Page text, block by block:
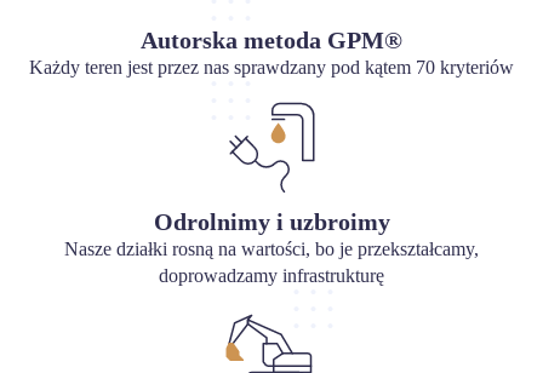
Autorska metoda GPM®
Każdy teren jest przez nas sprawdzany pod kątem 70 kryteriów
Odrolnimy i uzbroimy
Nasze działki rosną na wartości, bo je przekształcamy,
doprowadzamy infrastrukturę